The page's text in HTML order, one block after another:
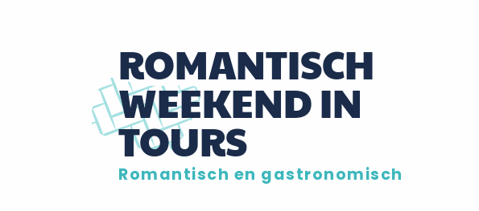
ROMANTISCH
WEEKEND IN
TOURS
Romantisch en gastronomisch